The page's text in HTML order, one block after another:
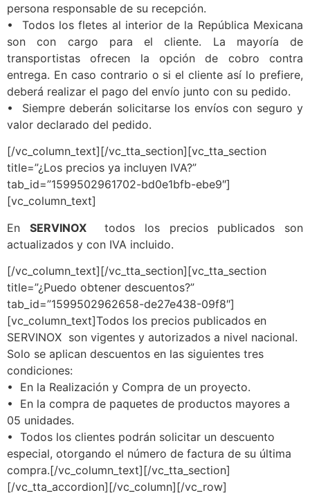
persona responsable de su recepción.
• Todos los fletes al interior de la República Mexicana
son con cargo para el cliente. La mayoría de
transportistas ofrecen la opción de cobro contra
entrega. En caso contrario o si el cliente así lo prefiere,
deberá realizar el pago del envío junto con su pedido.
• Siempre deberán solicitarse los envíos con seguro y
valor declarado del pedido.
[/vc_column_text][/vc_tta_section][vc_tta_section
title=”¿Los precios ya incluyen IVA?”
tab_id=”1599502961702-bd0e1bfb-ebe9″]
[vc_column_text]
En SERVINOX
todos los precios publicados son
actualizados y con IVA incluido.
[/vc_column_text][/vc_tta_section][vc_tta_section
title=”¿Puedo obtener descuentos?”
tab_id=”1599502962658-de27e438-09f8″]
[vc_column_text]Todos los precios publicados en
SERVINOX son vigentes y autorizados a nivel nacional.
Solo se aplican descuentos en las siguientes tres
condiciones:
• En la Realización y Compra de un proyecto.
• En la compra de paquetes de productos mayores a
05 unidades.
• Todos los clientes podrán solicitar un descuento
especial, otorgando el número de factura de su última
compra.[/vc_column_text][/vc_tta_section]
[/vc_tta_accordion][/vc_column][/vc_row]